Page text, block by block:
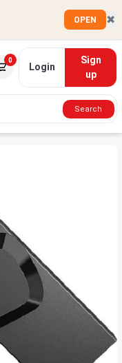
OPEN ✖
0
Login
Sign
up
Search